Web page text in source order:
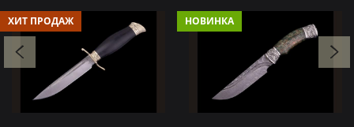
ХИТ ПРОДАЖ НОВИНКА